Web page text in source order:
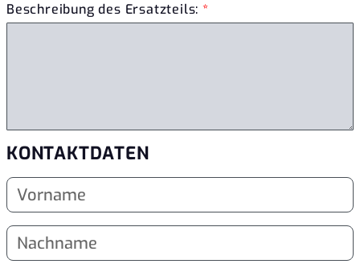
Beschreibung des Ersatzteils: *
KONTAKTDATEN